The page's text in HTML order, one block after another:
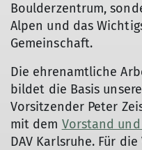
Boulderzentrum,
Alpen und das
Gemeinschaft.
Die ehrenamtliche
bildet die Basis
Vorsitzender Peter
mit dem Vorstand
DAV Karlsruhe. Für